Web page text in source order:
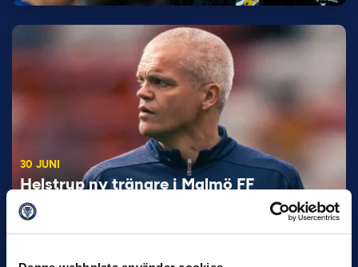
30 JUNI
Helstrup ny tränare i Malmö FF
Inleder mot…